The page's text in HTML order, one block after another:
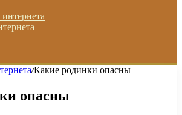
/Какие родинки опасны
опасны